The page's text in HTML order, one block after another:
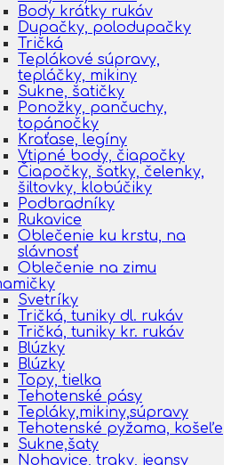
Body krátky rukáv
Dupačky, polodupačky
Tričká
Teplákové súpravy,
tepláčky, mikiny
Sukne, šatičky
Ponožky, pančuchy,
topánočky
Kraťase, legíny
Vtipné body, čiapočky
Čiapočky, šatky, čelenky,
šiltovky, klobúčiky
Podbradníky
Rukavice
Oblečenie ku krstu, na
slávnosť
Oblečenie na zimu
Svetríky
Tričká, tuniky dl. rukáv
Tričká, tuniky kr. rukáv
Blúzky
Blúzky
Topy, tielka
Tehotenské pásy
Tepláky,mikiny,súpravy
Tehotenské pyžama, košeľe
Sukne,šaty
Nohavice, traky, jeansy